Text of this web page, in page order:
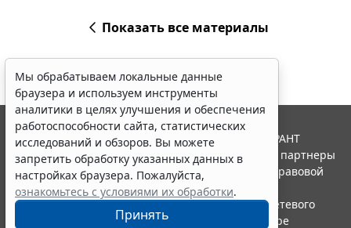
Показать все материалы
Мы обрабатываем локальные данные
браузера и используем инструменты
аналитики в целях улучшения и обеспечения
работоспособности сайта, статистических
исследований и обзоров. Вы можете
запретить обработку указанных данных в
настройках браузера. Пожалуйста,
ознакомьтесь с условиями их обработки.
Принять
© ООО "НПП "ГАРАНТ-СЕРВИС", 2026. Система ГАРАНТ
выпускается с 1990 года. Компания "Гарант" и ее партнеры
являются участниками Российской ассоциации правовой
информации ГАРАНТ.
Портал ГАРАНТ.РУ зарегистрирован в качестве сетевого
издания Федеральной службой по надзору в сфере